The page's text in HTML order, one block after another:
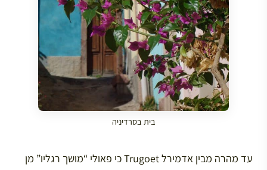
בית בסרדיניה
עד מהרה מבין אדמירל Trugoet כי פאולי “מושך רגליו” מן